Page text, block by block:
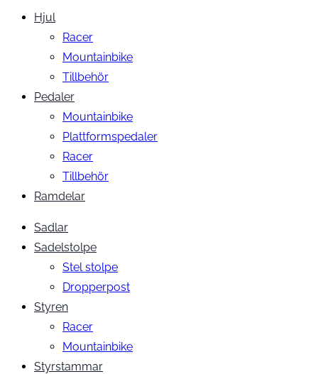
Hjul
Racer
Mountainbike
Tillbehör
Pedaler
Mountainbike
Plattformspedaler
Racer
Tillbehör
Ramdelar
Sadlar
Sadelstolpe
Stel stolpe
Dropperpost
Styren
Racer
Mountainbike
Styrstammar